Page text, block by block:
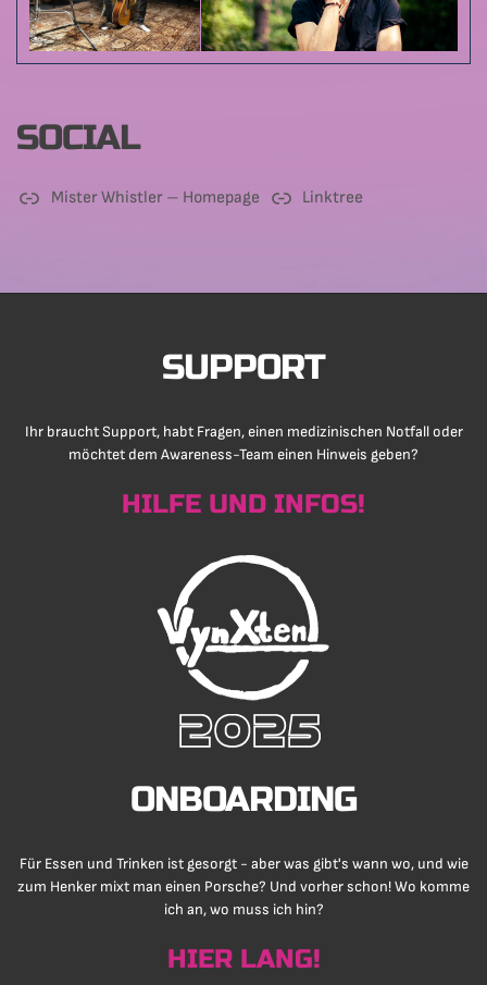
SOCIAL
Mister Whistler – Homepage Linktree
SUPPORT
Ihr braucht Support, habt Fragen, einen medizinischen Notfall oder
möchtet dem Awareness-Team einen Hinweis geben?
HILFE UND INFOS!
ONBOARDING
Für Essen und Trinken ist gesorgt - aber was gibt's wann wo, und wie
zum Henker mixt man einen Porsche? Und vorher schon! Wo komme
ich an, wo muss ich hin?
HIER LANG!